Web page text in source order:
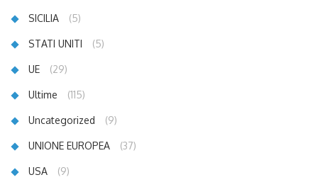
SICILIA (5)
STATI UNITI (5)
UE (29)
Ultime (115)
Uncategorized (9)
UNIONE EUROPEA (37)
USA (9)